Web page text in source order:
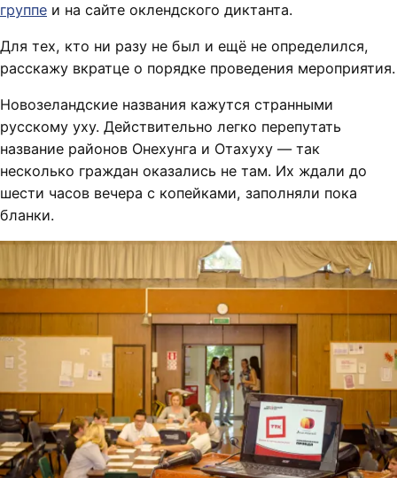
группе и на сайте оклендского диктанта.
Для тех, кто ни разу не был и ещё не определился,
расскажу вкратце о порядке проведения мероприятия.
Новозеландские названия кажутся странными
русскому уху. Действительно легко перепутать
название районов Онехунга и Отахуху — так
несколько граждан оказались не там. Их ждали до
шести часов вечера с копейками, заполняли пока
бланки.